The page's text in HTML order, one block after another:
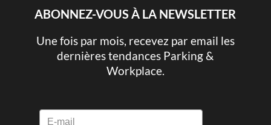
ABONNEZ-VOUS À LA NEWSLETTER
Une fois par mois, recevez par email les
dernières tendances Parking &
Workplace.